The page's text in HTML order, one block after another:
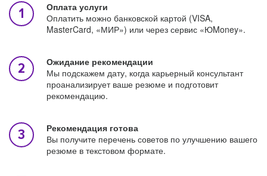
Оплата услуги
Оплатить можно банковской картой (VISA,
MasterCard, «МИР») или через сервис «ЮMoney».
Ожидание рекомендации
Мы подскажем дату, когда карьерный консультант
проанализирует ваше резюме и подготовит
рекомендацию.
Рекомендация готова
Вы получите перечень советов по улучшению вашего
резюме в текстовом формате.